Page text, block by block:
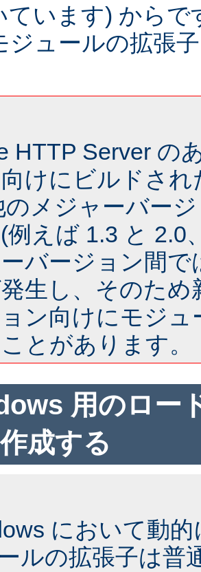
ています) からで
ジュールの拡張
HTTP Server の
けにビルドさ
のメジャーバー
例えば 1.3 と 2.0
バージョン間
生し、そのため
ン向けにモジュ
とがあります。
用のロー
成する
において動
ルの拡張子は普